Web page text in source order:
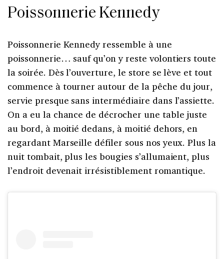
Poissonnerie Kennedy
Poissonnerie Kennedy ressemble à une
poissonnerie… sauf qu’on y reste volontiers toute
la soirée. Dès l’ouverture, le store se lève et tout
commence à tourner autour de la pêche du jour,
servie presque sans intermédiaire dans l’assiette.
On a eu la chance de décrocher une table juste
au bord, à moitié dedans, à moitié dehors, en
regardant Marseille défiler sous nos yeux. Plus la
nuit tombait, plus les bougies s’allumaient, plus
l’endroit devenait irrésistiblement romantique.